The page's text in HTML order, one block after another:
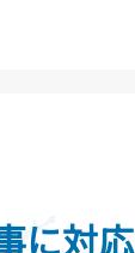
に対応